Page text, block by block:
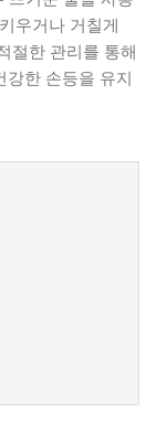
우거나 거칠게
절한 관리를 통해
강한 손등을 유지